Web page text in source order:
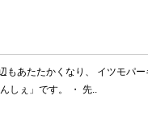
もあたたかくなり、 イツモパ
しぇ」です。 ・ 先..